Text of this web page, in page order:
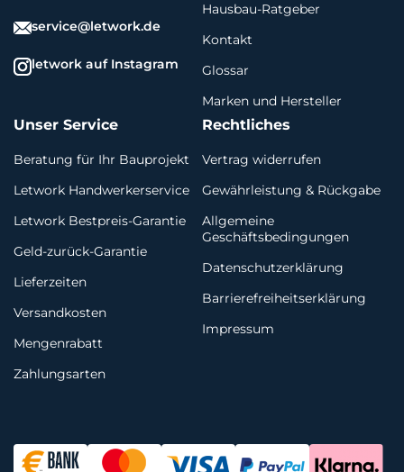
service@letwork.de
letwork auf Instagram
Hausbau-Ratgeber
Kontakt
Glossar
Marken und Hersteller
Unser Service
Beratung für Ihr Bauprojekt
Letwork Handwerkerservice
Letwork Bestpreis-Garantie
Geld-zurück-Garantie
Lieferzeiten
Versandkosten
Mengenrabatt
Zahlungsarten
Rechtliches
Vertrag widerrufen
Gewährleistung & Rückgabe
Allgemeine
Geschäftsbedingungen
Datenschutzerklärung
Barrierefreiheitserklärung
Impressum